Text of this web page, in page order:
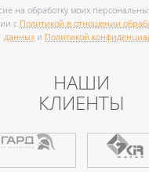
на обработку моих
с Политикой в отношении
данных и Политикой
НАШИ
КЛИЕНТЫ